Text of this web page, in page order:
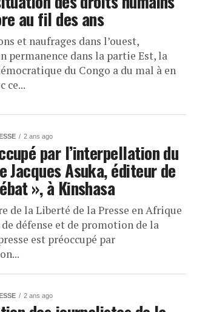
au fil des ans
et naufrages dans l’ouest,
permanence dans la partie Est, la
du Congo a du mal à en
ce...
2 ans ago
par l’interpellation du
Jacques Asuka, éditeur de
», à Kinshasa
de la Liberté de la Presse en Afrique
de défense et de promotion de la
est préoccupé par
2 ans ago